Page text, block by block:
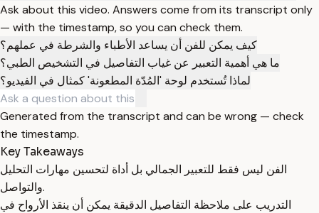
Ask about this video. Answers come from its transcript only
— with the timestamp, so you can check them.
كيف يمكن للفن أن يساعد الأطباء والشرطة في عملهم؟
ما هي أهمية التعبير عن غياب التفاصيل في التشخيص الطبي؟
لماذا تُستخدم لوحة 'المُدّة المطعونة' كمثال في الفيديو؟
Generated from the transcript and can be wrong — check
the timestamp.
Key Takeaways
الفن ليس فقط للتعبير الجمالي بل أداة لتحسين مهارات التحليل
والتواصل.
التدريب على ملاحظة التفاصيل الدقيقة يمكن أن ينقذ الأرواح في